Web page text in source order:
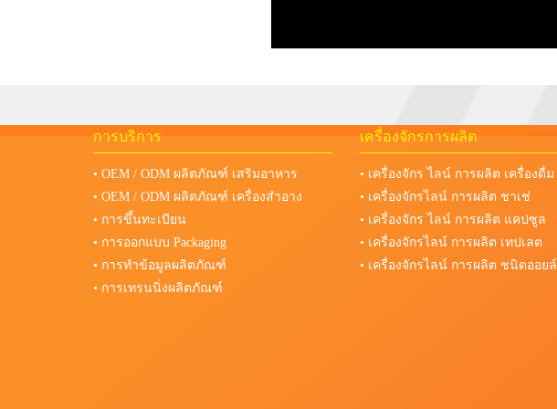
การบริการ
• OEM / ODM ผลิตภัณฑ์ เสริมอาหาร
• OEM / ODM ผลิตภัณฑ์ เครื่องสำอาง
• การขึ้นทะเบียน
• การออกแบบ Packaging
• การทำข้อมูลผลิตภัณฑ์
• การเทรนนิ่งผลิตภัณฑ์
เครื่องจักรการผลิต
• เครื่องจักร ไลน์ การผลิต เครื่องดื่ม
• เครื่องจักรไลน์ การผลิต ชาเช่
• เครื่องจักร ไลน์ การผลิต แคปซูล
• เครื่องจักรไลน์ การผลิต เทปเลต
• เครื่องจักรไลน์ การผลิต ชนิดออยล์